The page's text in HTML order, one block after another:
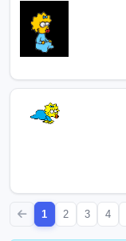
1 2 3 4